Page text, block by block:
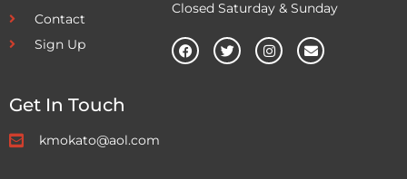
Contact
Sign Up
Closed Saturday & Sunday
Get In Touch
kmokato@aol.com